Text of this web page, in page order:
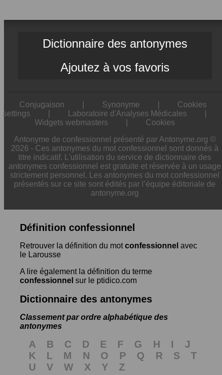
Dictionnaire des antonymes
Ajoutez à vos favoris
Conjugaison Synonyme
Cookies
settings
Laboratoire d'Analyses Médicales
Widgets webmasters
Cookies
Antonyme de confessionnel présenté par Antonyme.org ©
2026 - Ces antonymes du mot confessionnel sont donnés à
titre indicatif. L'utilisation du service de dictionnaire des
antonymes confessionnel est gratuite et réservée à un usage
strictement personnel. Les antonymes du mot confessionnel
présentés sur ce site sont édités par l’équipe éditoriale de
antonyme.org
Définition confessionnel
Retrouver la définition du motconfessionnel avec
le Larousse
A lire également la définition du terme
confessionnel sur le ptidico.com
Dictionnaire des antonymes
Classement par ordre alphabétique des
antonymes
A B C D E F G H I
J
K
L M N O P Q R S
T
U
V W X Y Z